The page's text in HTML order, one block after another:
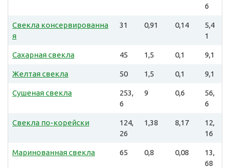
6
Свекла консервированна
я
31 0,91 0,14
5,4
1
Сахарная свекла 45 1,5 0,1 9,1
Желтая свекла 50 1,5 0,1 9,1
Сушеная свекла
253,
6
9 0,6
56,
6
Свекла по-корейски
124,
26
1,38 8,17
12,
16
Маринованная свекла 65 0,8 0,08
13,
68